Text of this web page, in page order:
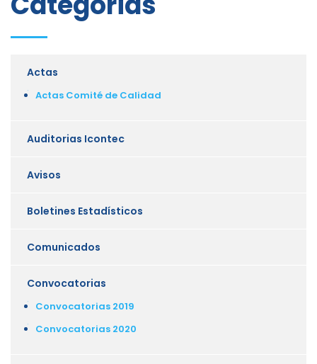
Actas
Actas Comité de Calidad
Auditorias Icontec
Avisos
Boletines Estadísticos
Comunicados
Convocatorias
Convocatorias 2019
Convocatorias 2020